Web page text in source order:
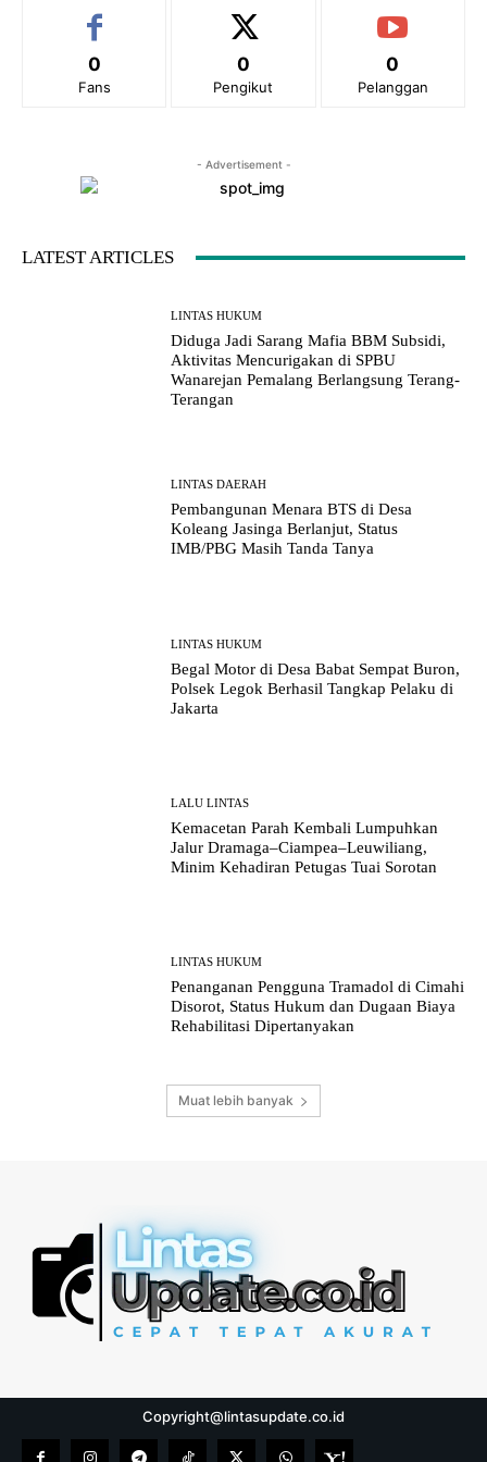
0
Fans
0
Pengikut
0
Pelanggan
- Advertisement -
LATEST ARTICLES
LINTAS HUKUM
Diduga Jadi Sarang Mafia BBM Subsidi,
Aktivitas Mencurigakan di SPBU
Wanarejan Pemalang Berlangsung Terang-
Terangan
LINTAS DAERAH
Pembangunan Menara BTS di Desa
Koleang Jasinga Berlanjut, Status
IMB/PBG Masih Tanda Tanya
LINTAS HUKUM
Begal Motor di Desa Babat Sempat Buron,
Polsek Legok Berhasil Tangkap Pelaku di
Jakarta
LALU LINTAS
Kemacetan Parah Kembali Lumpuhkan
Jalur Dramaga–Ciampea–Leuwiliang,
Minim Kehadiran Petugas Tuai Sorotan
LINTAS HUKUM
Penanganan Pengguna Tramadol di Cimahi
Disorot, Status Hukum dan Dugaan Biaya
Rehabilitasi Dipertanyakan
Muat lebih banyak
Copyright@lintasupdate.co.id